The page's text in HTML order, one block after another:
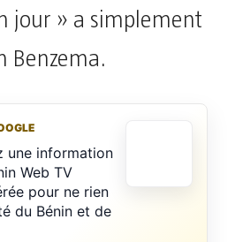
jour » a simplement
Benzema.
une information
Web TV
pour ne rien
du Bénin et de